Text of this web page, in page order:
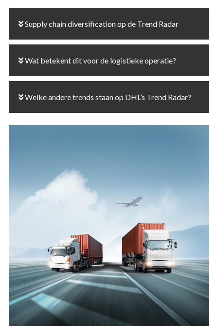
Supply chain diversification op de Trend Radar
Wat betekent dit voor de logistieke operatie?
Welke andere trends staan op DHL’s Trend Radar?